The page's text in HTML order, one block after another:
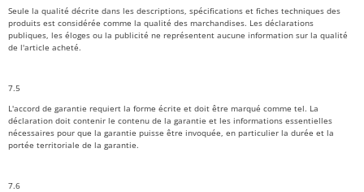
Seule la qualité décrite dans les descriptions, spécifications et fiches techniques des
produits est considérée comme la qualité des marchandises. Les déclarations
publiques, les éloges ou la publicité ne représentent aucune information sur la qualité
de l'article acheté.
7.5
L'accord de garantie requiert la forme écrite et doit être marqué comme tel. La
déclaration doit contenir le contenu de la garantie et les informations essentielles
nécessaires pour que la garantie puisse être invoquée, en particulier la durée et la
portée territoriale de la garantie.
7.6